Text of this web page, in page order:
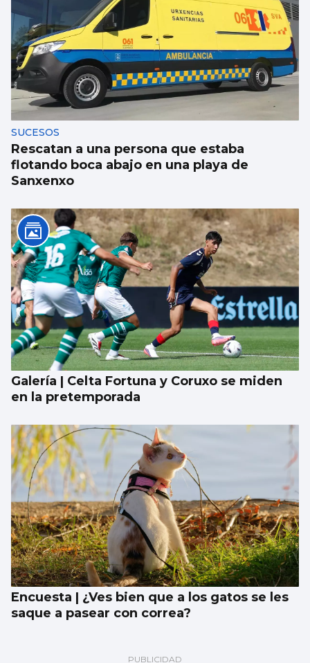
Se agrava la situación en Ceuta para
reubicar a los menores inmigrantes
SUCESOS
Rescatan a una persona que estaba
flotando boca abajo en una playa de
Sanxenxo
Galería | Celta Fortuna y Coruxo se miden
en la pretemporada
Encuesta | ¿Ves bien que a los gatos se les
saque a pasear con correa?